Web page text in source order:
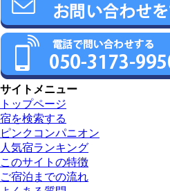
サイトメニュー
トップページ
宿を検索する
ピンクコンパニオン
人気宿ランキング
このサイトの特徴
ご宿泊までの流れ